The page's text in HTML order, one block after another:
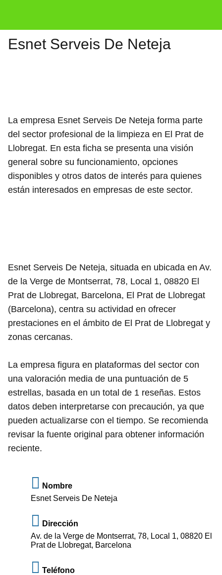
Esnet Serveis De Neteja
La empresa Esnet Serveis De Neteja forma parte
del sector profesional de la limpieza en El Prat de
Llobregat. En esta ficha se presenta una visión
general sobre su funcionamiento, opciones
disponibles y otros datos de interés para quienes
están interesados en empresas de este sector.
Esnet Serveis De Neteja, situada en ubicada en Av.
de la Verge de Montserrat, 78, Local 1, 08820 El
Prat de Llobregat, Barcelona, El Prat de Llobregat
(Barcelona), centra su actividad en ofrecer
prestaciones en el ámbito de El Prat de Llobregat y
zonas cercanas.
La empresa figura en plataformas del sector con
una valoración media de una puntuación de 5
estrellas, basada en un total de 1 reseñas. Estos
datos deben interpretarse con precaución, ya que
pueden actualizarse con el tiempo. Se recomienda
revisar la fuente original para obtener información
reciente.
Nombre
Esnet Serveis De Neteja
Dirección
Av. de la Verge de Montserrat, 78, Local 1, 08820 El
Prat de Llobregat, Barcelona
Teléfono